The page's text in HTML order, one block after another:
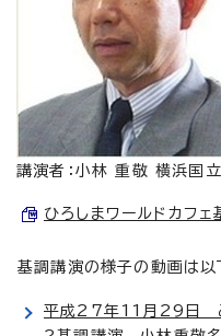
講演者：小林 重敬 横浜国
ひろしまワールドカフ
基調講演の様子の動画は以
平成27年11月29日